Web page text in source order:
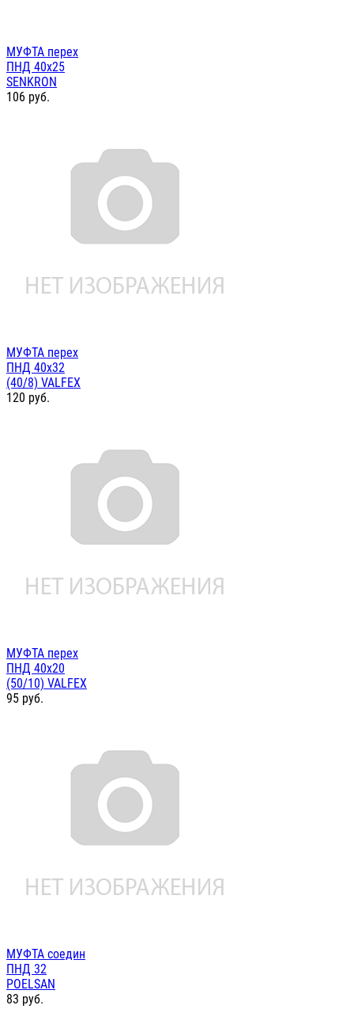
МУФТА перех
ПНД 40х25
SENKRON
106 руб.
МУФТА перех
ПНД 40х32
(40/8) VALFEX
120 руб.
МУФТА перех
ПНД 40х20
(50/10) VALFEX
95 руб.
МУФТА соедин
ПНД 32
POELSAN
83 руб.